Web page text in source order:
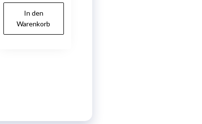
In den
Warenkorb